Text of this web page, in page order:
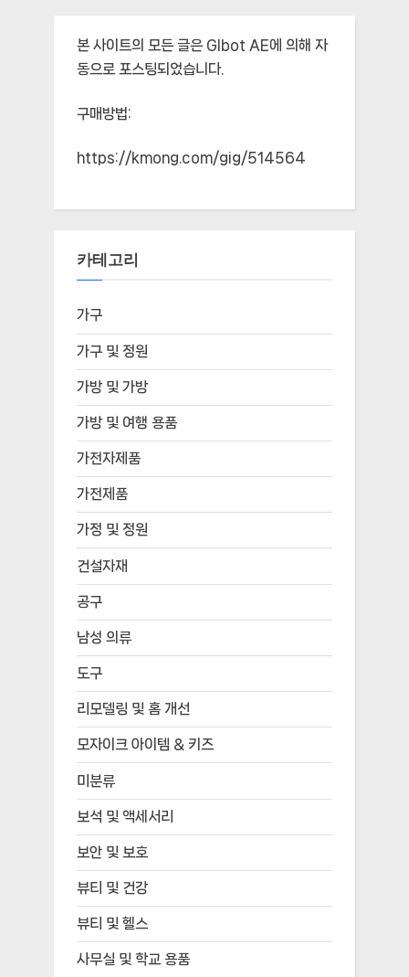
본 사이트의 모든 글은 Glbot AE에 의해 자
동으로 포스팅되었습니다.
구매방법:
https://kmong.com/gig/514564
카테고리
가구
가구 및 정원
가방 및 가방
가방 및 여행 용품
가전자제품
가전제품
가정 및 정원
건설자재
공구
남성 의류
도구
리모델링 및 홈 개선
모자이크 아이템 & 키즈
미분류
보석 및 액세서리
보안 및 보호
뷰티 및 건강
뷰티 및 헬스
사무실 및 학교 용품